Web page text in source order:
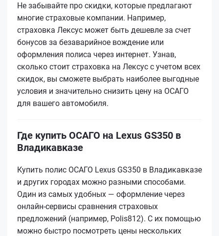
Не забывайте про скидки, которые предлагают
многие страховые компании. Например,
страховка Лексус может быть дешевле за счет
бонусов за безаварийное вождение или
оформления полиса через интернет. Узнав,
сколько стоит страховка на Лексус с учетом всех
скидок, вы сможете выбрать наиболее выгодные
условия и значительно снизить цену на ОСАГО
для вашего автомобиля.
Где купить ОСАГО на Lexus GS350 в
Владикавказе
Купить полис ОСАГО Lexus GS350 в Владикавказе
и других городах можно разными способами.
Один из самых удобных — оформление через
онлайн-сервисы сравнения страховых
предложений (например, Polis812). С их помощью
можно быстро посмотреть цены нескольких